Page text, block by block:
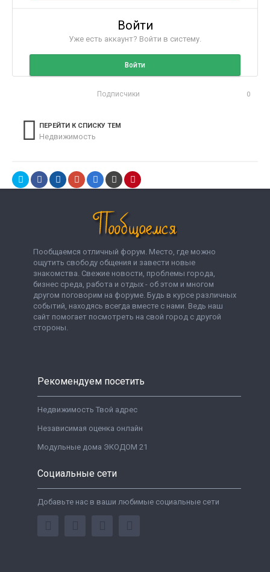
Войти
Уже есть аккаунт? Войти в систему.
Войти
Подписчики 0
ПЕРЕЙТИ К СПИСКУ ТЕМ
Недвижимость
Пообщаемся отличный форум. Место, где можно
ощутить свободу общения и завести новые
знакомства. Свежие новости, проблемы города,
бизнес среда, работа и отдых - об этом и многом
другом поговорим на форуме. Будь в курсе различных
событий, находясь всегда вместе с нами. Ведь наш
сайт помогает посмотреть на свой город с другой
стороны.
Рекомендуем посетить
Недвижимость Твой адрес
Независимая оценка онлайн
Модульные дома ЭКОДОМ 21
Социальные сети
Добавьте нас в ваши любимые социальные сети